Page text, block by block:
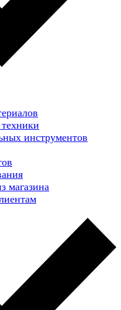
инструментов
магазина